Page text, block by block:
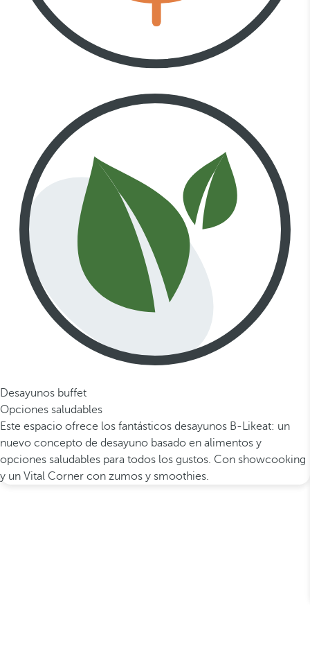
Desayunos buffet
Opciones saludables
Este espacio ofrece los fantásticos desayunos B-Likeat: un
nuevo concepto de desayuno basado en alimentos y
opciones saludables para todos los gustos. Con showcooking
y un Vital Corner con zumos y smoothies.